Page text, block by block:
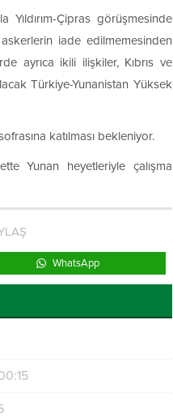
Yıldırım-Çipras görüşmesinde
askerlerin iade edilmemesinden
ayrıca ikili ilişkiler, Kıbrıs ve
Türkiye-Yunanistan Yüksek
katılması bekleniyor.
Yunan heyetleriyle çalışma
WhatsApp